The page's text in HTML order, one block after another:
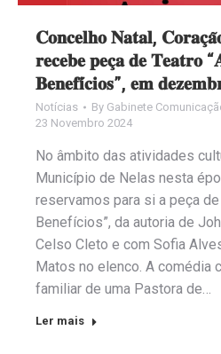
𝐂𝐨𝐧𝐜𝐞𝐥𝐡𝐨 𝐍𝐚𝐭𝐚𝐥,
𝐫𝐞𝐜𝐞𝐛𝐞 𝐩𝐞𝐜̧𝐚 𝐝𝐞 𝐓𝐞𝐚𝐭𝐫𝐨
𝐁𝐞𝐧𝐞𝐟𝐢́𝐜𝐢𝐨𝐬”, 𝐞𝐦
Notícias By Gabinete
23 Novembro 2024
No âmbito das atividades
Município de Nelas nesta
reservamos para si a peça
Benefícios”, da autoria de
Celso Cleto e com Sofia
Matos no elenco. A comédia
familiar de uma Pastora de…
Ler mais